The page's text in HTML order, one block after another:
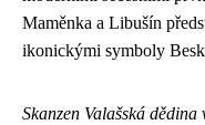
Maměnka a Libušín
ikonickými symboly
Skanzen Valašská